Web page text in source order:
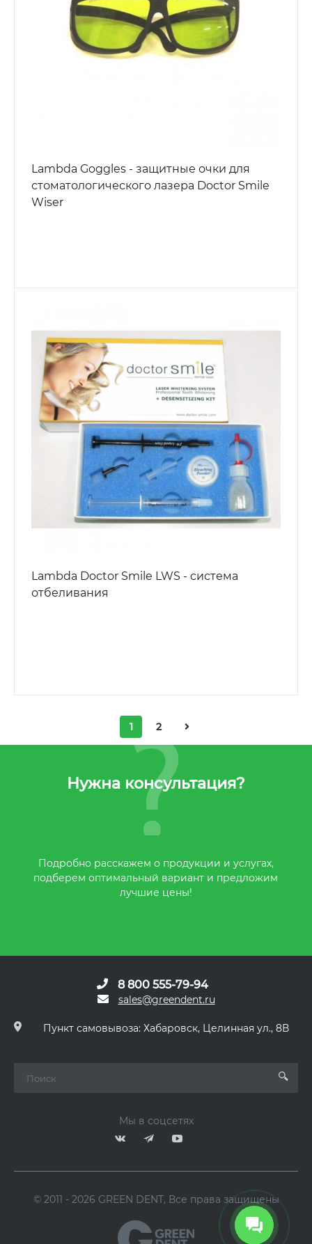
Lambda Goggles - защитные очки для
стоматологического лазера Doctor Smile
Wiser
Lambda Doctor Smile LWS - система
отбеливания
1 2
Нужна консультация?
Подробно расскажем о продукции и услугах,
подберем оптимальный вариант и предложим
лучшие цены!
8 800 555-79-94
sales@greendent.ru
Пункт самовывоза: Хабаровск, Целинная ул., 8В
Мы в соцсетях
© 2011 - 2026 GREEN DENT, Все права защищены